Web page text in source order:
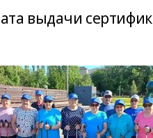
выдачи